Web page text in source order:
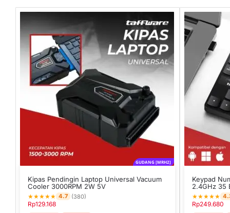
GUDANG [MRH2]
Kipas Pendingin Laptop Universal Vacuum
Cooler 3000RPM 2W 5V
★★★★★ 4.7 (380)
Rp129.168
Keypad
2.4GHz 35
★★★★★
Rp249.680